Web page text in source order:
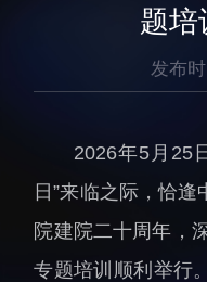
题培
发布
2026年5月25
日”来临之际，恰
院建院二十周年，
专题培训顺利举行